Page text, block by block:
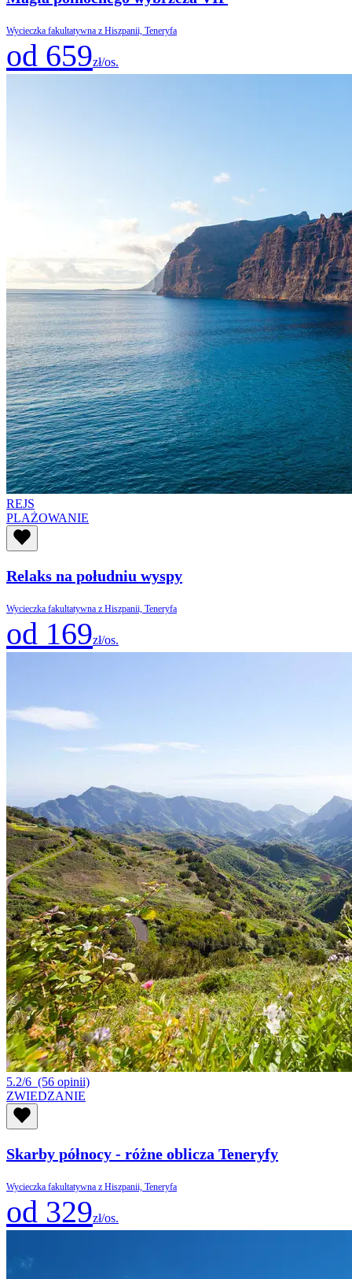
Wycieczka fakultatywna z Hiszpanii, Teneryfa
od 659zł/os.
REJS
PLAŻOWANIE
Relaks na południu wyspy
Wycieczka fakultatywna z Hiszpanii, Teneryfa
od 169zł/os.
5.2/6 (56 opinii)
ZWIEDZANIE
Skarby północy - różne oblicza Teneryfy
Wycieczka fakultatywna z Hiszpanii, Teneryfa
od 329zł/os.